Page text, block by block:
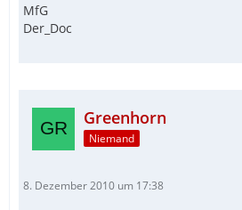
MfG
Der_Doc
Greenhorn
Niemand
8. Dezember 2010 um 17:38